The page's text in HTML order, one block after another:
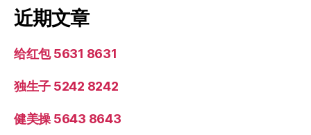
近期文章
给红包 5631 8631
独生子 5242 8242
健美操 5643 8643